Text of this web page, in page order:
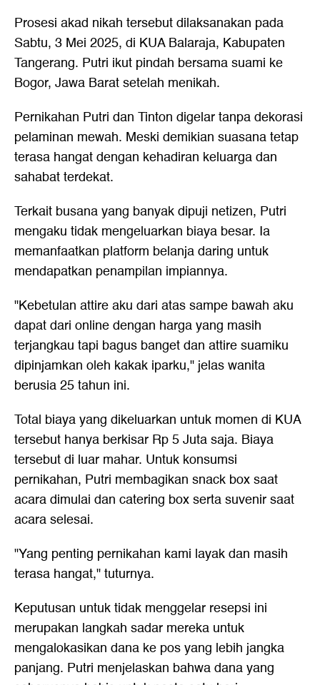
Prosesi akad nikah tersebut dilaksanakan pada
Sabtu, 3 Mei 2025, di KUA Balaraja, Kabupaten
Tangerang. Putri ikut pindah bersama suami ke
Bogor, Jawa Barat setelah menikah.
Pernikahan Putri dan Tinton digelar tanpa dekorasi
pelaminan mewah. Meski demikian suasana tetap
terasa hangat dengan kehadiran keluarga dan
sahabat terdekat.
Terkait busana yang banyak dipuji netizen, Putri
mengaku tidak mengeluarkan biaya besar. Ia
memanfaatkan platform belanja daring untuk
mendapatkan penampilan impiannya.
"Kebetulan attire aku dari atas sampe bawah aku
dapat dari online dengan harga yang masih
terjangkau tapi bagus banget dan attire suamiku
dipinjamkan oleh kakak iparku," jelas wanita
berusia 25 tahun ini.
Total biaya yang dikeluarkan untuk momen di KUA
tersebut hanya berkisar Rp 5 Juta saja. Biaya
tersebut di luar mahar. Untuk konsumsi
pernikahan, Putri membagikan snack box saat
acara dimulai dan catering box serta suvenir saat
acara selesai.
"Yang penting pernikahan kami layak dan masih
terasa hangat," tuturnya.
Keputusan untuk tidak menggelar resepsi ini
merupakan langkah sadar mereka untuk
mengalokasikan dana ke pos yang lebih jangka
panjang. Putri menjelaskan bahwa dana yang